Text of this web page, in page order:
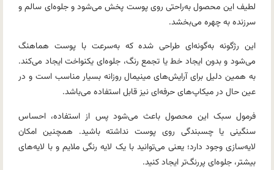
لطیف این محصول به‌راحتی روی پوست پخش می‌شود و جلوه‌ای سالم و
سرزنده به چهره می‌بخشد.
این رژگونه به‌گونه‌ای طراحی شده که به‌سرعت با پوست هماهنگ
می‌شود و بدون ایجاد خط یا تجمع رنگ، جلوه‌ای یکنواخت ایجاد می‌کند.
به همین دلیل برای آرایش‌های مینیمال روزانه بسیار مناسب است و در
عین حال در میکاپ‌های حرفه‌ای نیز قابل استفاده می‌باشد.
فرمول سبک این محصول باعث می‌شود پس از استفاده، احساس
سنگینی یا چسبندگی روی پوست نداشته باشید. همچنین امکان
لایه‌سازی وجود دارد؛ یعنی می‌توانید با یک لایه رنگی ملایم و با لایه‌های
بیشتر، جلوه‌ای پررنگ‌تر ایجاد کنید.